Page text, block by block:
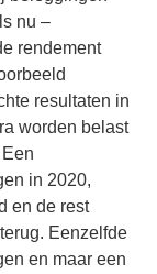
nu –
rendement
resultaten in
worden belast
in 2020,
en de rest
Eenzelfde
en maar een